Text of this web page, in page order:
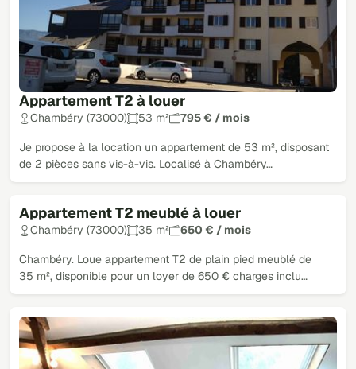
Appartement T2 à louer
Chambéry (73000) 53 m² 795 € / mois
Je propose à la location un appartement de 53 m², disposant
de 2 pièces sans vis-à-vis. Localisé à Chambéry…
Appartement T2 meublé à louer
Chambéry (73000) 35 m² 650 € / mois
Chambéry. Loue appartement T2 de plain pied meublé de
35 m², disponible pour un loyer de 650 € charges inclu…